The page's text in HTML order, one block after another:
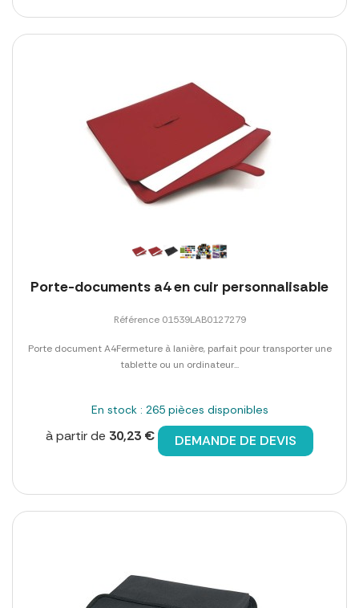
Porte-documents a4 en cuir personnalisable
Référence 01539LAB0127279
Porte document A4Fermeture à lanière, parfait pour transporter une
tablette ou un ordinateur...
En stock : 265 pièces disponibles
à partir de 30,23 € DEMANDE DE DEVIS